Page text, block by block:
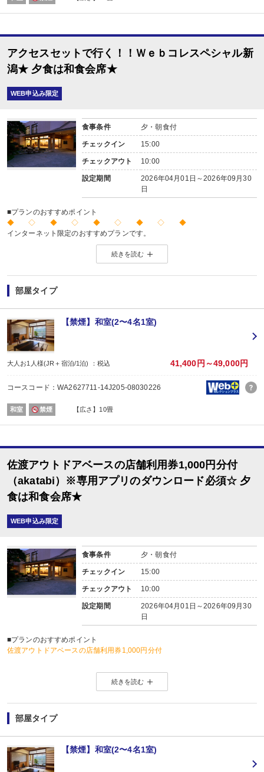
【時間】7：00～、又は8：00～ ※選択不可
アクセスセットで行く！！Ｗｅｂコレスペシャル新
潟★ 夕食は和食会席★
WEB申込み限定
食事条件 夕・朝食付
チェックイン 15:00
チェックアウト 10:00
設定期間
2026年04月01日～2026年09月30
日
■プランのおすすめポイント
◆ ◇ ◆ ◇ ◆ ◇ ◆ ◇ ◆
インターネット限定のおすすめプランです。
※店頭・電話・メールでのお問合せや申込みは出来ません。
◆ ◇ ◆ ◇ ◆ ◇ ◆ ◇ ◆
【両津港～お宿間 送迎のご案内 ※両津港到着時連絡】
両津港からお宿までは送迎がございます。
（15:00～／両津港到着時連絡）
※時刻は予告なく変更となる場合がございます。
※ご希望のお客様は、両津港到着下船後にお客様自身で宿泊施設にご連絡くだ
■夕食
場所:
その他（お部屋（2～3名）又は個室食事処（4名～））
内容:
和食会席
宴会場
内容:
和食
続きを読む
部屋タイプ
【禁煙】和室(2〜4名1室)
大人お1人様(JR＋宿泊/1泊) ：税込 41,400円～49,000円
コースコード：WA2627711-14J205-08030226
和室 禁煙 【広さ】10畳
佐渡アウトドアベースの店舗利用券1,000円分付
（akatabi）※専用アプリのダウンロード必須☆ 夕
食は和食会席★
WEB申込み限定
食事条件 夕・朝食付
チェックイン 15:00
チェックアウト 10:00
設定期間
2026年04月01日～2026年09月30
日
■プランのおすすめポイント
佐渡アウトドアベースの店舗利用券1,000円分付
※特典のご利用にはスマートフォンなどのモバイル機器が必要となります。
モバイル機器をお持ちでない方はお申し込み不可となります。
ご利用方法はこちらからご確認ください。→→クーポン利用方法
旅行開始日前日よりお受け取りいただけ、旅行開始日よりご利用可能となりま
※クーポンの受け取り方法は、ご予約後マイページのプラン詳細にてご確認く
利用施設一覧はこちらからご確認ください。→→
※特典内容は旅行代金に含まれます。（滞在中1回）
ご利用にならなかった場合でも返金・払い戻し等はございません。
【両津港～お宿間 送迎のご案内 ※両津港到着時連絡】
続きを読む
部屋タイプ
【禁煙】和室(2〜4名1室)